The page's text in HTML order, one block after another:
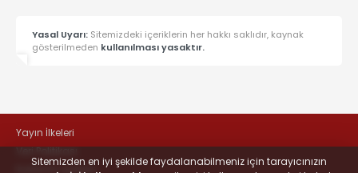
Yasal Uyarı: Sitemizdeki içeriklerin her hakkı saklıdır, kaynak
gösterilmeden kullanılması yasaktır.
Yayın İlkeleri
Veri Politikası
Kullanım Şartları
Sitemizden en iyi şekilde faydalanabilmeniz için tarayıcınızın